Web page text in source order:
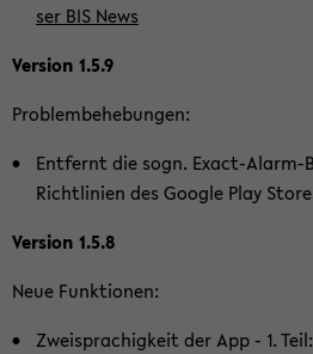
ser BIS News
Ver­si­on 1.5.9
Pro­blem­be­he­bun­gen:
Ent­fernt die sogn. Exact-​Alarm-
Richt­li­ni­en des Goog­le Play
Ver­si­on 1.5.8
Neue Funk­tio­nen:
Zwei­spra­chig­keit der App - 1.